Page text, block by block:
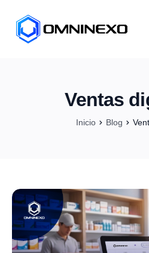
Ventas
Inicio Blog